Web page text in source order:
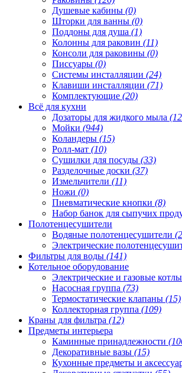
Душевые кабины (0)
Шторки для ванны (0)
Поддоны для душа (1)
Колонны для раковин (11)
Консоли для раковины (0)
Писсуары (0)
Системы инсталляции (24)
Клавиши инсталляции (71)
Комплектующие (20)
Всё для кухни
Дозаторы для жидкого мыла
Мойки (944)
Коландеры (15)
Ролл-мат (10)
Сушилки для посуды (33)
Разделочные доски (37)
Измельчители (11)
Ножи (0)
Пневматические кнопки (8)
Набор банок для сыпучих
Полотенцесушители
Водяные полотенцесушители
Электрические
Фильтры для воды (141)
Котельное оборудование
Электрические и газовые котлы
Насосная группа (73)
Термостатические клапаны (15)
Коллекторная группа (109)
Краны для фильтра (12)
Предметы интерьера
Каминные принадлежности
Декоративные вазы (15)
Кухонные предметы и